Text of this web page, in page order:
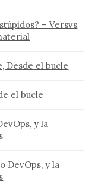
– Versvs
Desde el bucle
el bucle
y la
DevOps, y la